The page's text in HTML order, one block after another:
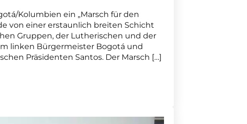
Kolumbien ein „Marsch für den
von einer erstaunlich breiten Schicht
Gruppen, der Lutherischen und der
linken Bürgermeister Bogotá und
Präsidenten Santos. Der Marsch […]